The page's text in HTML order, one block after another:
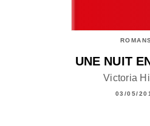
UNE NUIT
Victoria
03/05/